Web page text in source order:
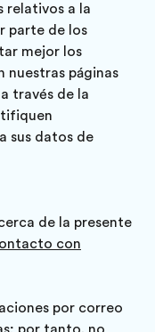
relativos a la
parte de los
mejor los
nuestras páginas
través de la
sus datos de
de la presente
con
por correo